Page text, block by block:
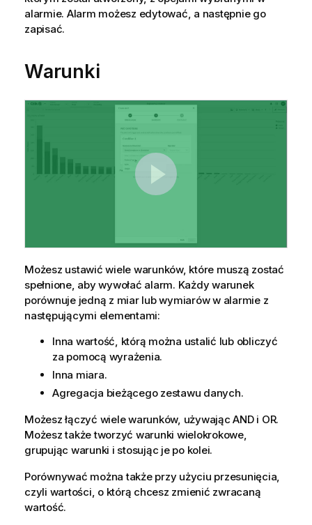
alarmie. Alarm możesz edytować, a następnie go
zapisać.
Warunki
Możesz ustawić wiele warunków, które muszą zostać
spełnione, aby wywołać alarm. Każdy warunek
porównuje jedną z miar lub wymiarów w alarmie z
następującymi elementami:
Inna wartość, którą można ustalić lub obliczyć
za pomocą wyrażenia.
Inna miara.
Agregacja bieżącego zestawu danych.
Możesz łączyć wiele warunków, używającANDi OR.
Możesz także tworzyć warunki wielokrokowe,
grupując warunki i stosując je po kolei.
Porównywać można także przy użyciu przesunięcia,
czyli wartości, o którą chcesz zmienić zwracaną
wartość.